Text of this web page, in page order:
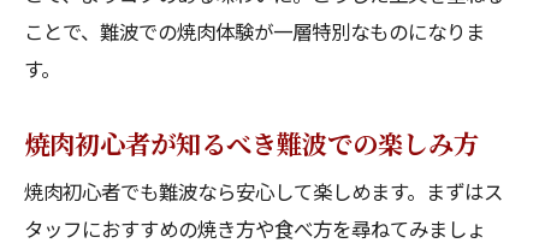
個室焼肉でゆったり過ごす難波の夜
難波で焼肉を楽しむための選び方ガイド
難波で焼肉店を選ぶときのチェックポイン
ト
ことで、難波での焼肉体験が一層特別なものになりま
す。
焼肉初心者が知るべき難波での楽しみ方
焼肉初心者でも難波なら安心して楽しめます。まずはス
タッフにおすすめの焼き方や食べ方を尋ねてみましょ